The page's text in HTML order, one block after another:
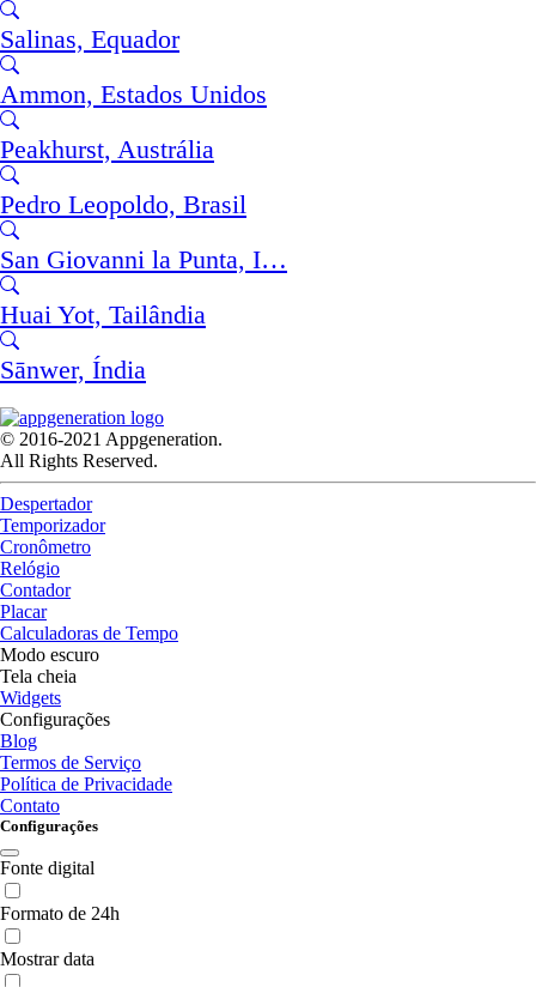
Salinas, Equador
Ammon, Estados Unidos
Peakhurst, Austrália
Pedro Leopoldo, Brasil
San Giovanni la Punta, I…
Huai Yot, Tailândia
Sānwer, Índia
© 2016-2021 Appgeneration.
All Rights Reserved.
Despertador
Temporizador
Cronômetro
Relógio
Contador
Placar
Calculadoras de Tempo
Modo escuro
Tela cheia
Widgets
Configurações
Blog
Termos de Serviço
Política de Privacidade
Contato
Configurações
Fonte digital
Formato de 24h
Mostrar data